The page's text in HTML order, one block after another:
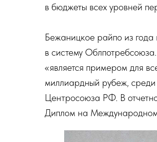
в бюджеты всех уровней
Бежаницкое райпо из
в систему
«является примером для
миллиардный рубеж,
Центросоюза РФ. В
Диплом на Международном